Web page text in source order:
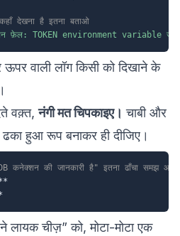
देखना है इतना बताओ
फ़ेल: TOKEN environment variable जाँच
वाली लॉग किसी को दिखाने के
वक़्त,नंगी मत चिपकाइए। चाबी और
ढका हुआ रूप बनाकर ही दीजिए।
कनेक्शन की जानकारी है" इतना ढाँचा समझ आ
चीज़” को, मोटा-मोटा एक